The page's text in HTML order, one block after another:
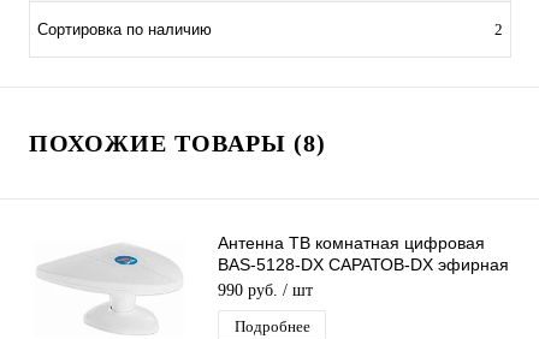
Сортировка по наличию 2
ПОХОЖИЕ ТОВАРЫ (8)
Антенна ТВ комнатная цифровая
BAS-5128-DX САРАТОВ-DX эфирная
для DVB-T2 телевидения Рэмо
990 руб. / шт
Подробнее